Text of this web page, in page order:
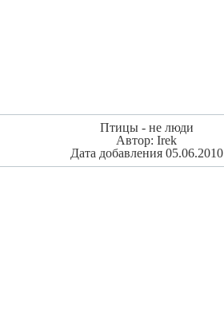
Птицы - не люди
Автор: Irek
Дата добавления 05.06.2010